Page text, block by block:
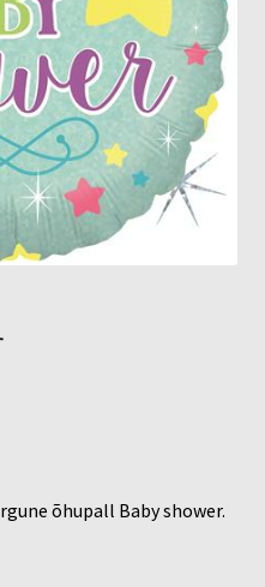
õhupall Baby shower.